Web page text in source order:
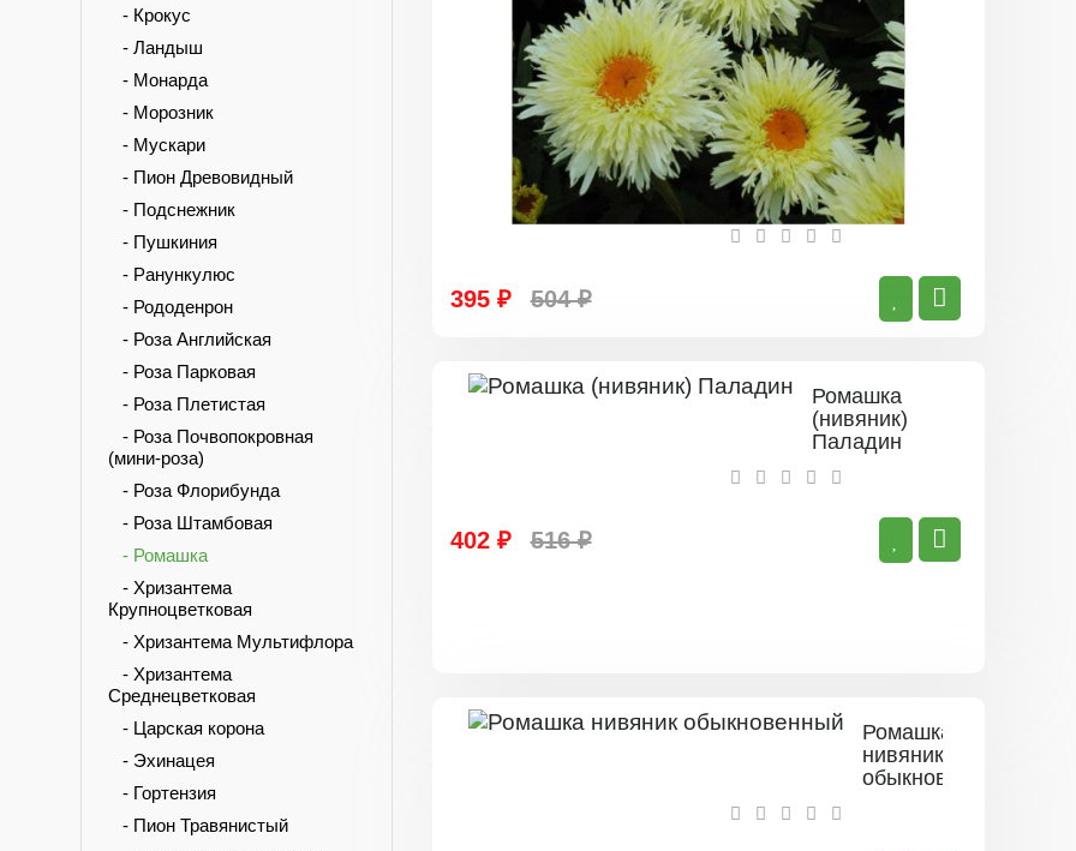
- Крокус
- Ландыш
- Монарда
- Морозник
- Мускари
- Пион Древовидный
- Подснежник
- Пушкиния
- Ранункулюс
- Рододенрон
- Роза Английская
- Роза Парковая
- Роза Плетистая
- Роза Почвопокровная
(мини-роза)
- Роза Флорибунда
- Роза Штамбовая
- Ромашка
- Хризантема
Крупноцветковая
- Хризантема Мультифлора
- Хризантема
Среднецветковая
- Царская корона
- Эхинацея
- Гортензия
- Пион Травянистый
395 ₽ 504 ₽
Ромашка
(нивяник)
Паладин
402 ₽ 516 ₽
Ромашка
нивяник
обыкновенный